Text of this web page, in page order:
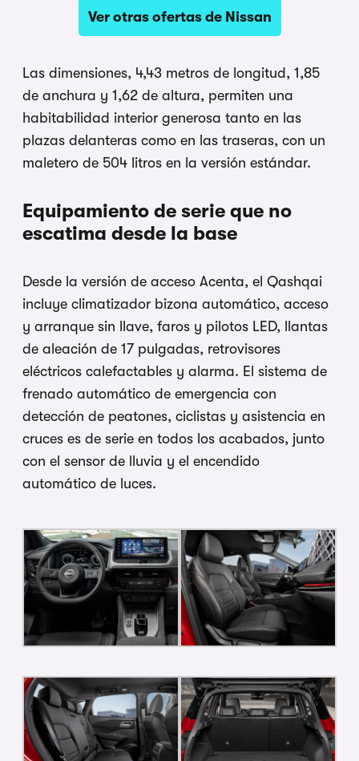
Ver otras ofertas de Nissan
Las dimensiones, 4,43 metros de longitud, 1,85
de anchura y 1,62 de altura, permiten una
habitabilidad interior generosa tanto en las
plazas delanteras como en las traseras, con un
maletero de 504 litros en la versión estándar.
Equipamiento de serie que no
escatima desde la base
Desde la versión de acceso Acenta, el Qashqai
incluye climatizador bizona automático, acceso
y arranque sin llave, faros y pilotos LED, llantas
de aleación de 17 pulgadas, retrovisores
eléctricos calefactables y alarma. El sistema de
frenado automático de emergencia con
detección de peatones, ciclistas y asistencia en
cruces es de serie en todos los acabados, junto
con el sensor de lluvia y el encendido
automático de luces.